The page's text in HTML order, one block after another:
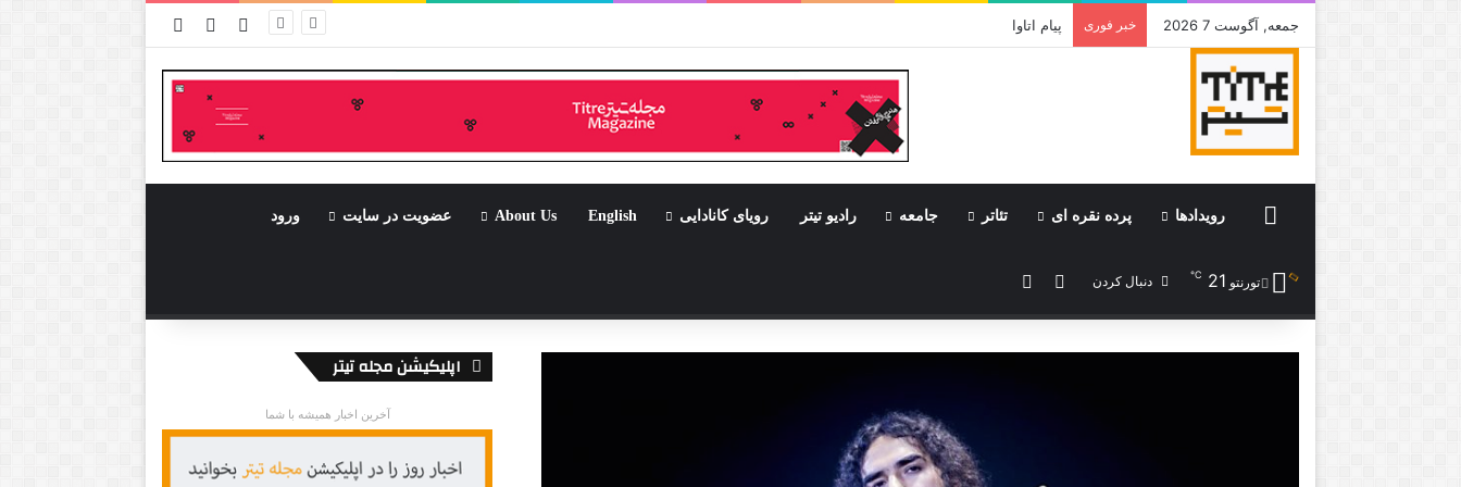
جمعه, آگوست 7 2026 خبر فوری جامی که قرار بود جشن باشد ورود نوشته تصادفی
Homeرویدادها پرده نقره ای تئاتر جامعه رادیو تیتر رویای کانادایی English
About Us عضویت در سایت ورود
تورنتو 21
℃ دنبال کردن ورود
اپلیکیشن مجله تیتر
آخرین اخبار همیشه با شما